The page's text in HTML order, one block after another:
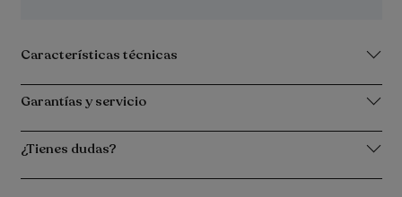
Características técnicas
Garantías y servicio
¿Tienes dudas?